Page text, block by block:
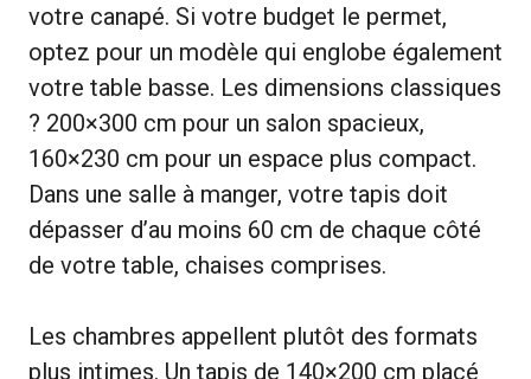
votre canapé. Si votre budget le permet,
optez pour un modèle qui englobe également
votre table basse. Les dimensions classiques
? 200×300 cm pour un salon spacieux,
160×230 cm pour un espace plus compact.
Dans une salle à manger, votre tapis doit
dépasser d’au moins 60 cm de chaque côté
de votre table, chaises comprises.
Les chambres appellent plutôt des formats
plus intimes. Un tapis de 140×200 cm placé